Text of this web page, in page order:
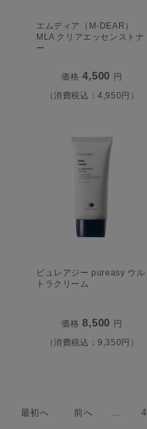
エムディア（M-DEAR）
MLA クリアエッセンストナ
ー
価格 4,500 円
（消費税込：4,950円）
ピュレアジー pureasy ウル
トラクリーム
価格 8,500 円
（消費税込：9,350円）
最初へ 前へ 4